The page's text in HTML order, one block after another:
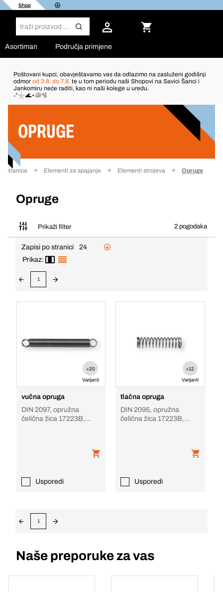
Shop
Asortiman Područja primjene
Poštovani kupci, obavještavamo vas da odlazimo na zasluženi godišnji
odmor od 3.8. do 7.8. te u tom periodu naši Shopovi na Savici Šanci i
Jankomiru neće raditi, kao ni naši kolege u uredu.
˖°𓇼🌊⋆🐚🫧
OPRUGE
stranica Elementi za spajanje Elementi strojeva Opruge
Opruge
Prikaži filter 2 pogodaka
Filter
Zapisi po stranici
24
Prikaz:
1
+20
Varijanti
vučna opruga
DIN 2097, opružna
čelična žica 17223B,
Usporedi
+12
Varijanti
tlačna opruga
DIN 2095, opružna
čelična žica 17223B,
Usporedi
1
Naše preporuke za vas